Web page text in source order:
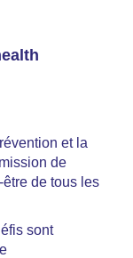
et la
de
de tous les
sont